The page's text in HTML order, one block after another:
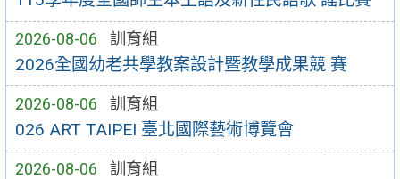
2026-08-06 訓育組
2026全國幼老共學教案設計暨教學成果競 賽
2026-08-06 訓育組
026 ART TAIPEI 臺北國際藝術博覽會
2026-08-06 訓育組